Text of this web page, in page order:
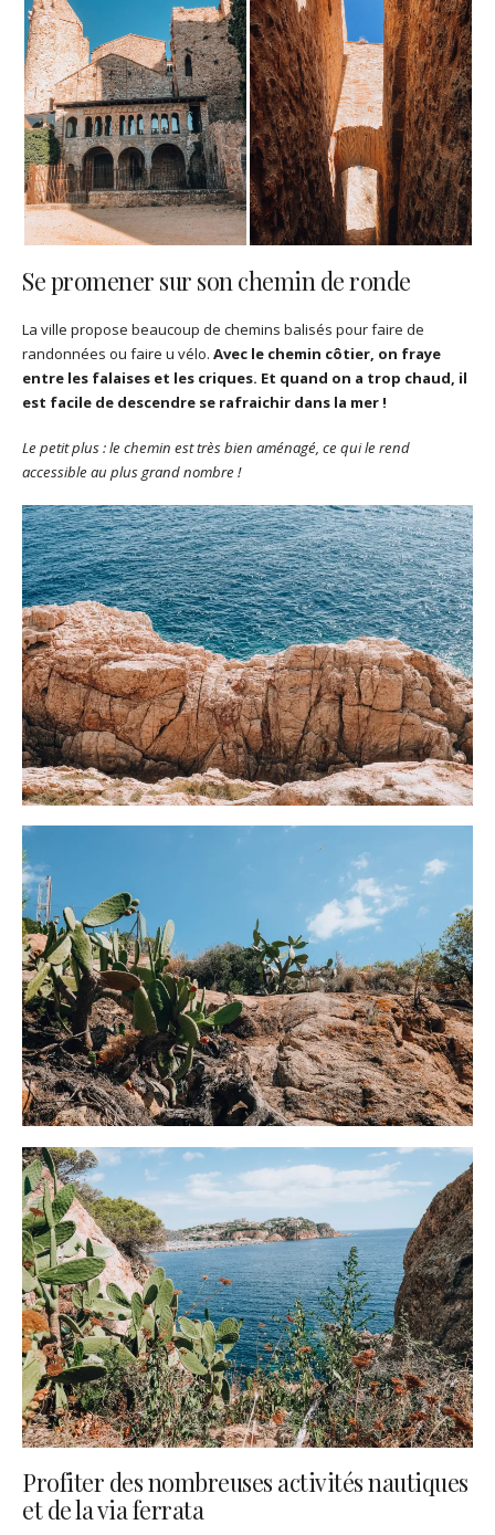
Se promener sur son chemin de ronde
La ville propose beaucoup de chemins balisés pour faire de
randonnées ou faire u vélo. Avec le chemin côtier, on fraye
entre les falaises et les criques. Et quand on a trop chaud, il
est facile de descendre se rafraichir dans la mer !
Le petit plus : le chemin est très bien aménagé, ce qui le rend
accessible au plus grand nombre !
Profiter des nombreuses activités nautiques
et de la via ferrata